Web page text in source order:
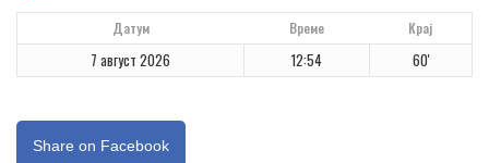
Датум Време Крај
7 август 2026 12:54 60'
Share on Facebook